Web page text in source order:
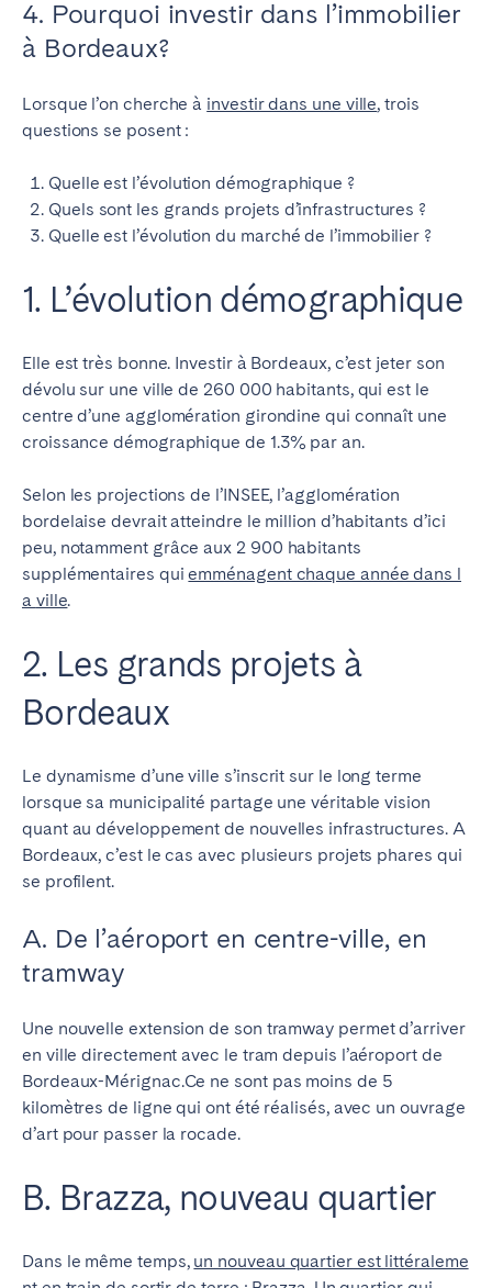
4. Pourquoi investir dans l’immobilier
à Bordeaux?
Lorsque l’on cherche à investir dans une ville, trois
questions se posent :
Quelle est l’évolution démographique ?
Quels sont les grands projets d’infrastructures ?
Quelle est l’évolution du marché de l’immobilier ?
1. L’évolution démographique
Elle est très bonne. Investir à Bordeaux, c’est jeter son
dévolu sur une ville de 260 000 habitants, qui est le
centre d’une agglomération girondine qui connaît une
croissance démographique de 1.3% par an.
Selon les projections de l’INSEE, l’agglomération
bordelaise devrait atteindre le million d’habitants d’ici
peu, notamment grâce aux 2 900 habitants
supplémentaires quiemménagent chaque année dans l
a ville.
2. Les grands projets à
Bordeaux
Le dynamisme d’une ville s’inscrit sur le long terme
lorsque sa municipalité partage une véritable vision
quant au développement de nouvelles infrastructures. A
Bordeaux, c’est le cas avec plusieurs projets phares qui
se profilent.
A. De l’aéroport en centre-ville, en
tramway
Une nouvelle extension de son tramway permet d’arriver
en ville directement avec le tram depuis l’aéroport de
Bordeaux-Mérignac.Ce ne sont pas moins de 5
kilomètres de ligne qui ont été réalisés, avec un ouvrage
d’art pour passer la rocade.
B. Brazza, nouveau quartier
Dans le même temps, un nouveau quartier est littéraleme